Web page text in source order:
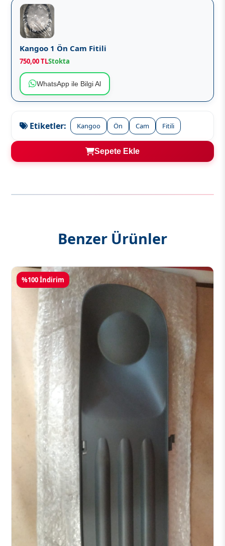
Kangoo 1 Ön Cam Fitili
750,00 TLStokta
WhatsApp ile Bilgi Al
Etiketler: Kangoo Ön Cam Fitili
Sepete Ekle
Benzer Ürünler
%100 İndirim